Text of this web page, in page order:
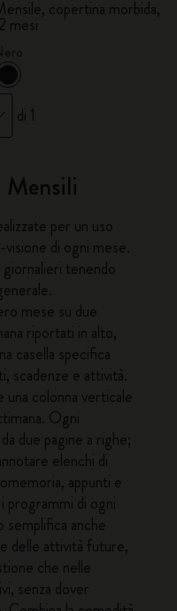
copertina morbida,
mesi
di 1
Mensili
per un uso
di ogni mese.
tenendo
mese su due
riportati in alto,
casella specifica
scadenze e attività.
una colonna verticale
Ogni
due pagine a righe;
elenchi di
appunti e
programmi di ogni
anche
delle attività future,
che nelle
senza dover